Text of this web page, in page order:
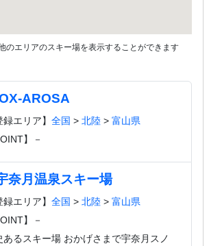
のエリアのスキー場を表示することができます
録エリア】 全国 > 北陸> 富山県
】－
奈月温泉スキー場
録エリア】 全国 > 北陸> 富山県
】－
あるスキー場 おかげさまで宇奈月スノ